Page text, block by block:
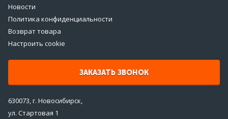
Новости
Политика конфиденциальности
Возврат товара
Настроить cookie
ЗАКАЗАТЬ ЗВОНОК
630073, г. Новосибирск,
ул. Стартовая 1